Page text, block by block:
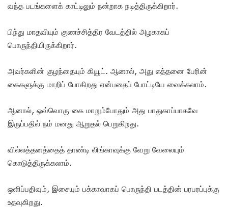
வந்த படங்களைக் காட்டிலும் நன்றாக நடித்திருக்கிறார்.
பிந்து மாதவியும் குணச்சித்திர வேடத்தில் அழகாகப்
பொருந்தியிருக்கிறார்.
அவர்களின் குழந்தையும் கியூட். ஆனால், அது எத்தனை பேரின்
கைகளுக்கு மாறிப் போகிறது என்பதைப் போட்டியே வைக்கலாம்.
ஆனால், ஒவ்வொரு கை மாறும்போதும் அது பாதுகாப்பாகவே
இருப்பதில் நம் மனது ஆறுதல் பெறுகிறது.
வில்லத்தனத்தைத் தாண்டி லிங்காவுக்கு வேறு வேலையும்
கொடுத்திருக்கலாம்.
ஒளிப்பதிவும், இசையும் பக்காவாகப் பொருந்தி படத்தின் பரபரப்புக்கு
உதவுகிறது.